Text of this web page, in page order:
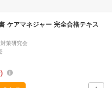
ケアマネジャー 完全合格テキス
策研究会